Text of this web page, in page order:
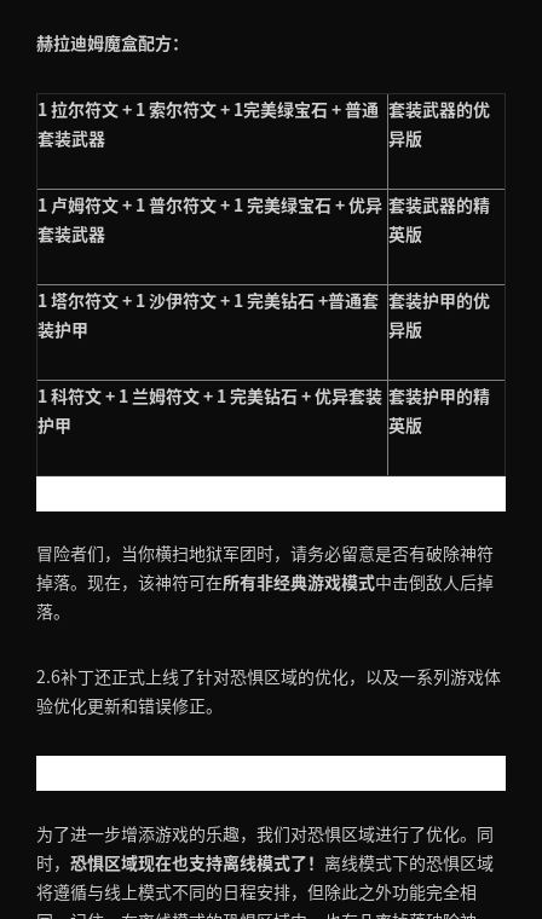
赫拉迪姆魔盒配方：
1 拉尔符文 + 1 索尔符文 + 1完美绿宝石 + 普通
套装武器
套装武器的优
异版
1 卢姆符文 + 1 普尔符文 + 1 完美绿宝石 + 优异
套装武器
套装武器的精
英版
1 塔尔符文 + 1 沙伊符文 + 1 完美钻石 +普通套
装护甲
套装护甲的优
异版
1 科符文 + 1 兰姆符文 + 1 完美钻石 + 优异套装
护甲
套装护甲的精
英版
冒险者们，当你横扫地狱军团时，请务必留意是否有破除神符
掉落。现在，该神符可在所有非经典游戏模式中击倒敌人后掉
落。
2.6补丁还正式上线了针对恐惧区域的优化，以及一系列游戏体
验优化更新和错误修正。
为了进一步增添游戏的乐趣，我们对恐惧区域进行了优化。同
时， 恐惧区域现在也支持离线模式了！ 离线模式下的恐惧区域
将遵循与线上模式不同的日程安排，但除此之外功能完全相